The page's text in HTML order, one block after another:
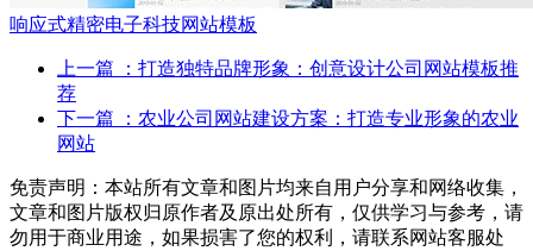
响应式精密电子科技网站模板
上一篇
：打造独特品牌形象：创意设计公司网站模板推
荐
下一篇
：农业公司网站建设方案：打造专业形象的农业
网站
免责声明：本站所有文章和图片均来自用户分享和网络收集，
文章和图片版权归原作者及原出处所有，仅供学习与参考，请
勿用于商业用途，如果损害了您的权利，请联系网站客服处